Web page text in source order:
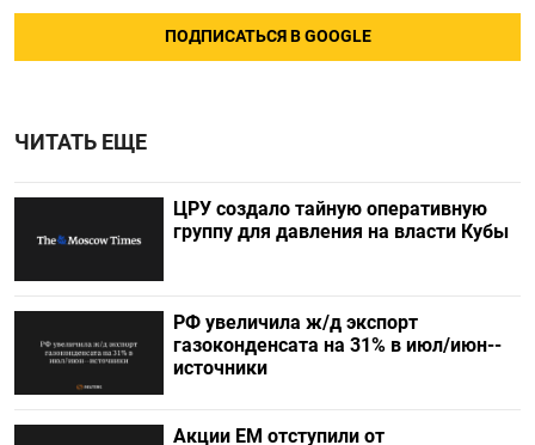
ПОДПИСАТЬСЯ В GOOGLE
ЧИТАТЬ ЕЩЕ
ЦРУ создало тайную оперативную
группу для давления на власти Кубы
РФ увеличила ж/д экспорт
газоконденсата на 31% в июл/июн--
источники
Акции ЕМ отступили от